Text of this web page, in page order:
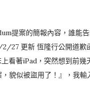
提案的簡報內容，誰能
27 更新 恆隆行公開道歉
上看著iPad，突然想到前幾
貌似被盜用了！』，我輸